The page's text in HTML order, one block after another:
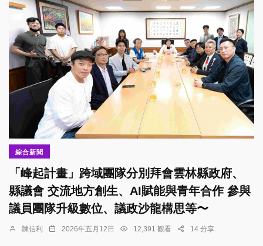
綜合新聞
「峰起計畫」跨域團隊分別拜會雲林縣政府、
縣議會 交流地方創生、AI賦能與青年合作 參與
議員團隊升級數位、議政沙龍構思等〜
陳信利 2026年五月12日 12,391 觀看 14 分享